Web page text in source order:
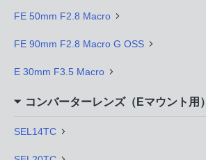
FE 50mm F2.8 Macro
FE 90mm F2.8 Macro G OSS
E 30mm F3.5 Macro
コンバーターレンズ（Eマウント用）
SEL14TC